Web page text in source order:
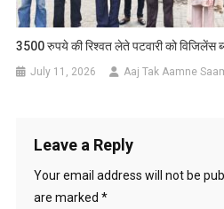
3500 रुपये की रिश्वत लेते पटवारी को विजिलेंस
July 11, 2026 Aaj Tak Aamne
Leave a Reply
Your email address will not be
are marked *